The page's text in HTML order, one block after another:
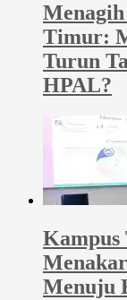
Timur:
Turun
HPAL?
Kampus
Menuju